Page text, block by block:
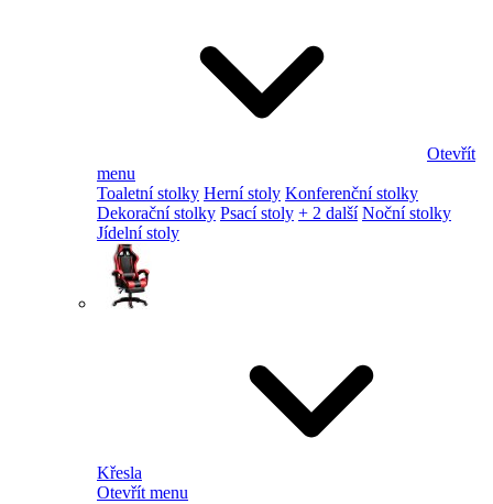
Otevřít
menu
Toaletní stolky Herní stoly Konferenční stolky
Dekorační stolky Psací stoly + 2 další Noční stolky
Jídelní stoly
Křesla
Otevřít menu